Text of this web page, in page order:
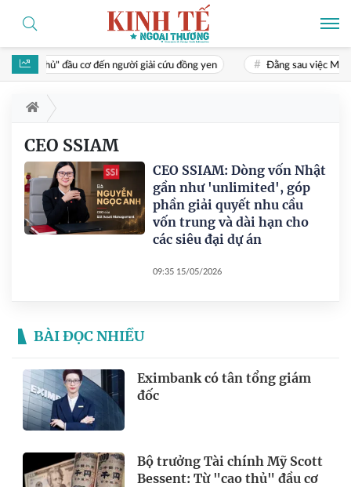
"cao thủ" đầu cơ đến người giải cứu đồng yen Đằng sau việc Mỹ
CEO SSIAM
CEO SSIAM: Dòng vốn Nhật
gần như 'unlimited', góp
phần giải quyết nhu cầu
vốn trung và dài hạn cho
các siêu đại dự án
09:35 15/05/2026
BÀI ĐỌC NHIỀU
Eximbank có tân tổng giám
đốc
Bộ trưởng Tài chính Mỹ Scott
Bessent: Từ "cao thủ" đầu cơ